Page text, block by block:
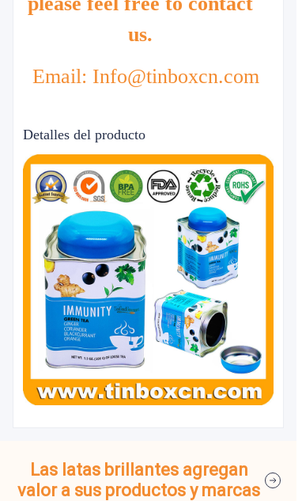
us.
Email: Info@tinboxcn.com
Detalles del producto
Las latas brillantes agregan
valor a sus productos y marcas